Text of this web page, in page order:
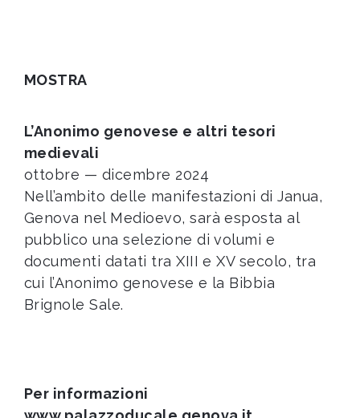
MOSTRA
L’Anonimo genovese e altri tesori
medievali
ottobre — dicembre 2024
Nell’ambito delle manifestazioni di Janua,
Genova nel Medioevo, sarà esposta al
pubblico una selezione di volumi e
documenti datati tra XIII e XV secolo, tra
cui l’Anonimo genovese e la Bibbia
Brignole Sale.
Per informazioni